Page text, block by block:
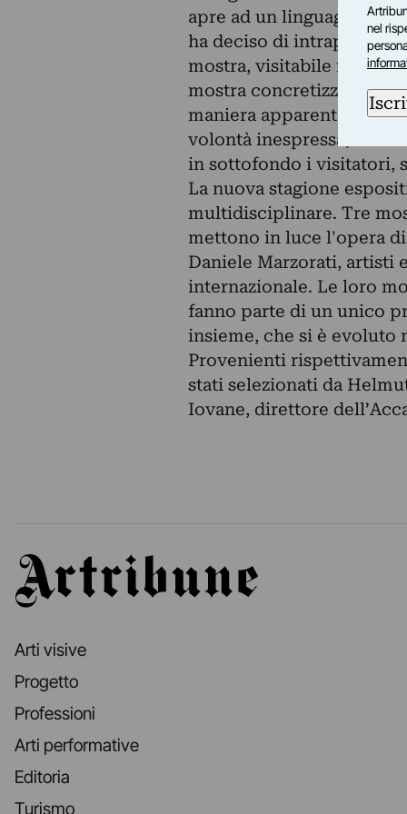
apre ad un linguaggio
ha deciso di
mostra, visitabile fino al
mostra concretizza un
maniera apparentemente
volontà inespressa, un
in sottofondo i visitatori,
La nuova stagione
multidisciplinare. Tre
mettono in luce l'opera
Daniele Marzorati, artisti
internazionale. Le loro
fanno parte di un unico
insieme, che si è evoluto
Provenienti
stati selezionati da
Iovane, direttore
Artribune
Arti visive
Progetto
Professioni
Arti performative
Editoria
Turismo
nel